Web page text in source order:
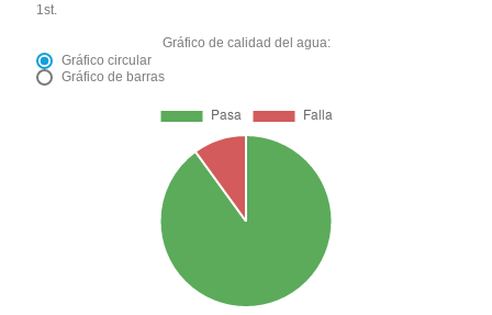
1st.
Gráfico de calidad del agua:
Gráfico circular
Gráfico de barras